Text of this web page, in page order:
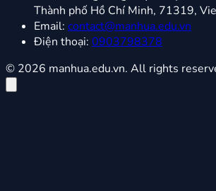
Thành phố Hồ Chí Minh, 71319,
Email: contact@manhua.edu.vn
Điện thoại: 0903798378
© 2026 manhua.edu.vn. All rights